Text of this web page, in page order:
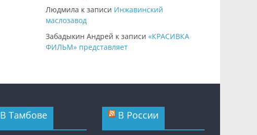
Людмила к записи Инжавинский
маслозавод
Забадыкин Андрей к записи «КРАСИВКА
ФИЛЬМ» представляет
В Тамбове В России